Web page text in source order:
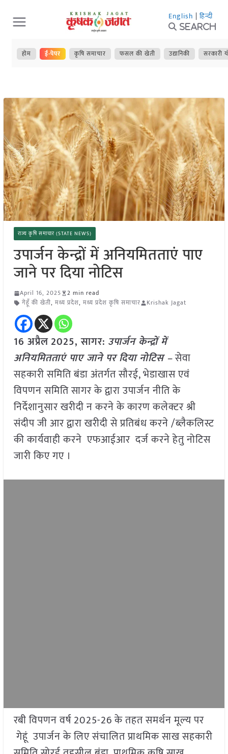
Skip
to
content
English | हिन्दी
Search
होम ई-पेपर कृषि समाचार फसल की खेती उद्यानिकी सरकारी
राज्य कृषि समाचार (STATE NEWS)
उपार्जन केन्द्रों में अनियमितताएं पाए
जाने पर दिया नोटिस
April 16, 2025
2 min read
गेहूँ की खेती, मध्य प्रदेश, मध्य प्रदेश कृषि समाचार Krishak Jagat
16 अप्रैल2025,सागर: उपार्जन केन्द्रों में
अनियमितताएं पाए जाने पर दिया नोटिस –सेवा
सहकारी समिति बंडा अंतर्गत सौरई, भेडाखास एवं
विपणन समिति सागर के द्वारा उपार्जन नीति के
निर्देशानुसार खरीदी न करने के कारण कलेक्टर श्री
संदीप जी आर द्वारा खरीदी से प्रतिबंध करने /ब्लैकलिस्ट
की कार्यवाही करने एफआईआर दर्ज करने हेतु नोटिस
जारी किए गए ।
रबी विपणन वर्ष 2025-26 के तहत समर्थन मूल्य पर
गेहूं उपार्जन के लिए संचालित प्राथमिक साख सहकारी